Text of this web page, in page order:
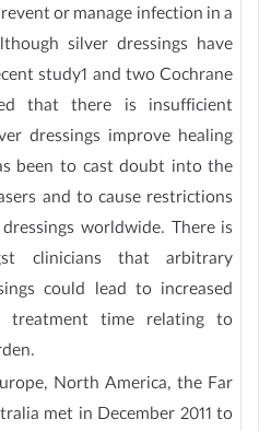
or manage infection in a
silver dressings have
study1 and two Cochrane
that there is insufficient
dressings improve healing
been to cast doubt into the
and to cause restrictions
worldwide. There is
clinicians that arbitrary
could lead to increased
treatment time relating to
North America, the Far
met in December 2011 to